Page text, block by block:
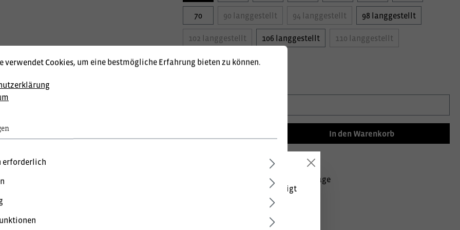
70 90 langgestellt 94 langgestellt 98 langgestellt
102 langgestellt 106 langgestellt 110 langgestellt
114 langgestellt
In den Warenkorb
020002097975756
Lieferzeit ca. 10 Werktage
verwendet Cookies, um eine bestmögliche Erfahrung bieten zu können.
erforderlich
mit MwSt. (brutto) und Geschäftskunden Preise ohne MwSt. (netto) angezeigt
Einstellung: